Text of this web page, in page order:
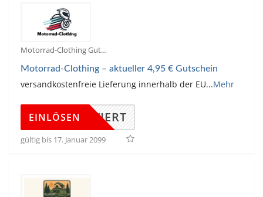
Motorrad-Clothing Gutscheine
Motorrad-Clothing – aktueller 4,95 € Gutschein
versandkostenfreie Lieferung innerhalb der EU...Mehr
KTIVIERT
EINLÖSEN
gültig bis 17. Januar 2099